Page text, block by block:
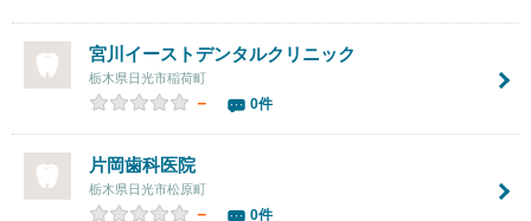
宮川イーストデンタルクリニック
栃木県日光市稲荷町
－ 0件
片岡歯科医院
栃木県日光市松原町
－ 0件